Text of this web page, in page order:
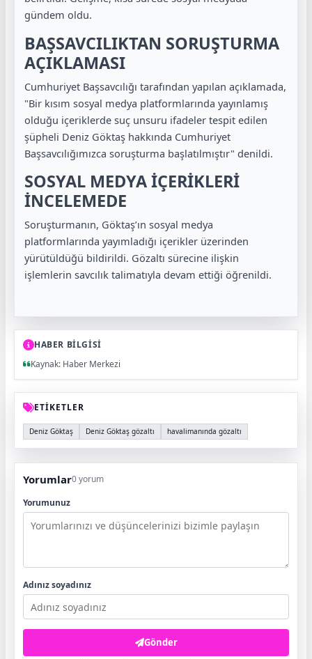
gündem oldu.
BAŞSAVCILIKTAN SORUŞTURMA
AÇIKLAMASI
Cumhuriyet Başsavcılığı tarafından yapılan açıklamada,
"Bir kısım sosyal medya platformlarında yayınlamış
olduğu içeriklerde suç unsuru ifadeler tespit edilen
şüpheli Deniz Göktaş hakkında Cumhuriyet
Başsavcılığımızca soruşturma başlatılmıştır" denildi.
SOSYAL MEDYA İÇERİKLERİ
İNCELEMEDE
Soruşturmanın, Göktaş’ın sosyal medya
platformlarında yayımladığı içerikler üzerinden
yürütüldüğü bildirildi. Gözaltı sürecine ilişkin
işlemlerin savcılık talimatıyla devam ettiği öğrenildi.
HABER BİLGİSİ
Kaynak: Haber Merkezi
ETİKETLER
Deniz Göktaş Deniz Göktaş gözaltı havalimanında gözaltı
Yorumlar0 yorum
Yorumunuz
Adınız soyadınız
Gönder